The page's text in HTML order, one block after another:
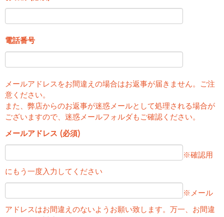
電話番号
メールアドレスをお間違えの場合はお返事が届きません。ご注
意ください。
また、弊店からのお返事が迷惑メールとして処理される場合が
ございますので、迷惑メールフォルダもご確認ください。
メールアドレス (必須)
※確認用
にもう一度入力してください
※メール
アドレスはお間違えのないようお願い致します。万一、お間違